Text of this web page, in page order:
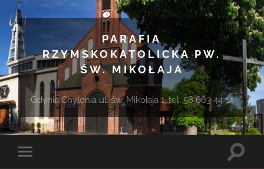
PARAFIA
RZYMSKOKATOLICKA PW.
ŚW. MIKOŁAJA
Gdynia Chylonia ul. św. Mikołaja 1, tel. 58 663 44 14
Toggle
Toggle